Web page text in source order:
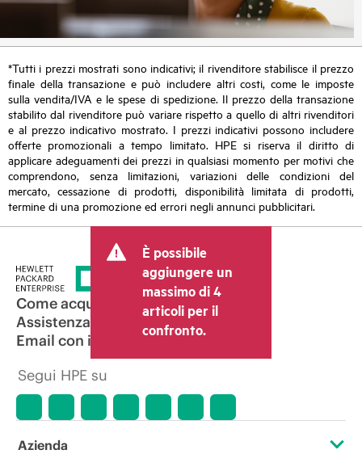
*Tutti i prezzi mostrati sono indicativi; il rivenditore stabilisce il prezzo
finale della transazione e può includere altri costi, come le imposte
sulla vendita/IVA e le spese di spedizione. Il prezzo della transazione
stabilito dal rivenditore può variare rispetto a quello di altri rivenditori
e al prezzo indicativo mostrato. I prezzi indicativi possono includere
offerte promozionali a tempo limitato. HPE si riserva il diritto di
applicare adeguamenti dei prezzi in qualsiasi momento per motivi che
comprendono, senza limitazioni, variazioni delle condizioni del
mercato, cessazione di prodotti, disponibilità limitata di prodotti,
termine di una promozione ed errori negli annunci pubblicitari.
È possibile
aggiungere un
massimo di 4
articoli per il
confronto.
Come acquistare
Assistenza per i prodotti
Email con il commerciale
Segui HPE su
Azienda